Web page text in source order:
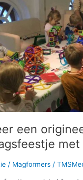
een
/ Magformers /